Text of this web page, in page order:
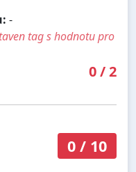
-
tag s hodnotu pro
0/2
0/ 10